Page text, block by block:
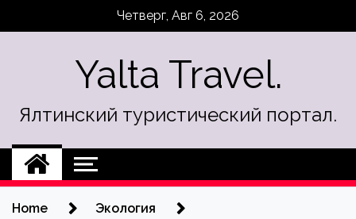
Четверг, Авг 6, 2026
Yalta Travel.
Ялтинский туристический портал.
Home
Экология